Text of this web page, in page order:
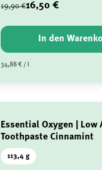
19,90 €16,50 €
In den
34,88 € / l
Essential Oxygen | Low
Toothpaste Cinnamint
113,4 g